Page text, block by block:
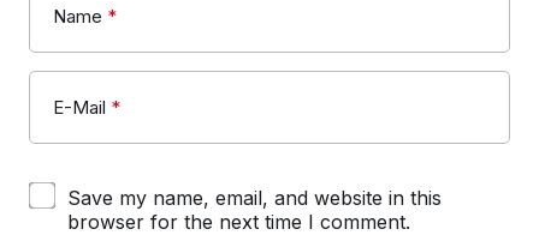
Name *
E-Mail *
Save my name, email, and website in this
browser for the next time I comment.